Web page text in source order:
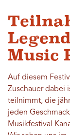
Music
Auf diesem
Zuschauer dabei
teilnimmt, die
jeden
Musikfestival